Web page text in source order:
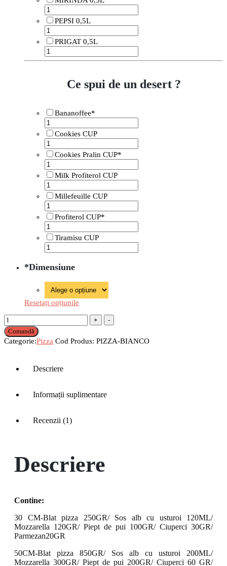
PEPSI 0,5L
PRIGAT 0,5L
Ce spui de un desert ?
Bananoffee*
Cookies CUP
Cookies Pralin CUP*
Milk Profiterol CUP
Millefeuille CUP
Profiterol CUP*
Tiramisu CUP
*Dimensiune
Resetați opțiunile
Pizza
Bianco
cantitate
Comandă
Categorie:Pizza Cod Produs: PIZZA-BIANCO
Descriere
Informații suplimentare
Recenzii (1)
Descriere
Contine:
30 CM-Blat pizza 250GR/ Sos alb cu usturoi 120ML/
Mozzarella 120GR/ Piept de pui 100GR/ Ciuperci 30GR/
Parmezan20GR
50CM-Blat pizza 850GR/ Sos alb cu usturoi 200ML/
Mozzarella 300GR/ Piept de pui 200GR/ Ciuperci 60 GR/